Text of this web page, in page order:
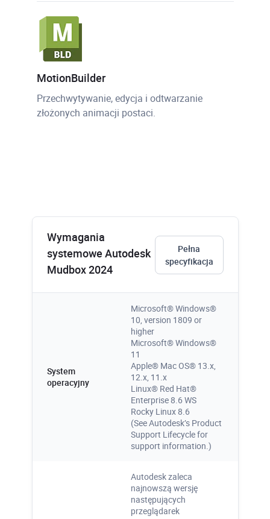
MotionBuilder
Przechwytywanie, edycja i odtwarzanie
złożonych animacji postaci.
Wymagania
systemowe Autodesk
Mudbox 2024
Pełna
specyfikacja
System
operacyjny
Microsoft® Windows®
10, version 1809 or
higher
Microsoft® Windows®
11
Apple® Mac OS® 13.x,
12.x, 11.x
Linux® Red Hat®
Enterprise 8.6 WS
Rocky Linux 8.6
(See Autodesk’s Product
Support Lifecycle for
support information.)
Autodesk zaleca
najnowszą wersję
następujących
przeglądarek